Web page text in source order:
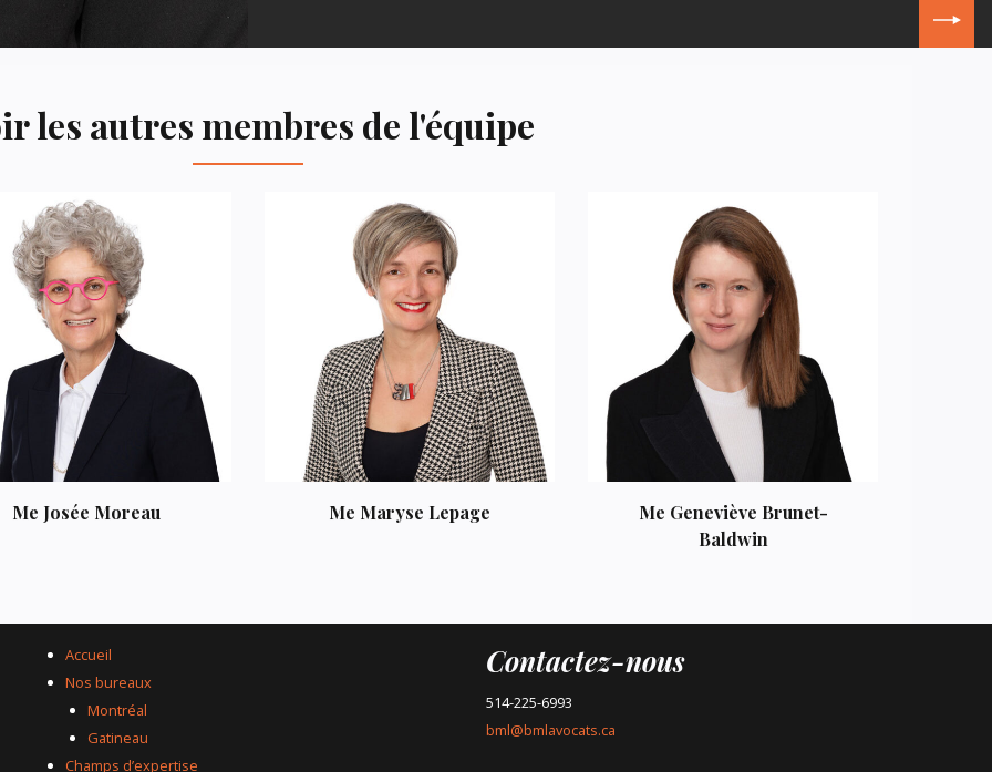
les autres membres de l'équipe
Me Josée Moreau Me Maryse Lepage
Me Geneviève Brunet-
Baldwin
Accueil
Nos bureaux
Montréal
Gatineau
Champs d’expertise
Contactez-nous
514-225-6993
bml@bmlavocats.ca